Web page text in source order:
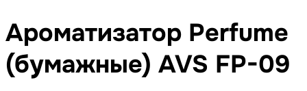
Ароматизатор Perfume
(бумажные) AVS FP-09